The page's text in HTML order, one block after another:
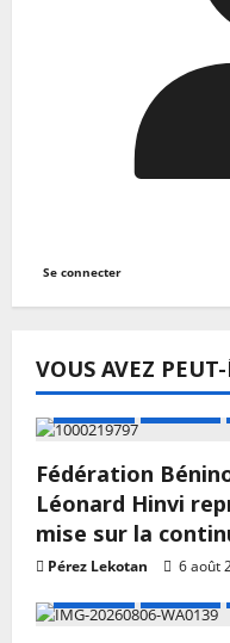
Se connecter
VOUS AVEZ
Fédération
Léonard Hinvi
mise sur la
Pérez Lekotan 6 août